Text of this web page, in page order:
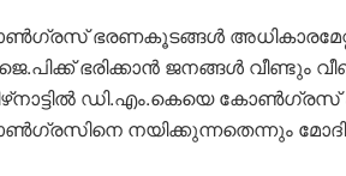
ഭരണകൂടങ്ങൾ അധികാരമേറ്റ്
ഭരിക്കാൻ ജനങ്ങൾ
ഡി.എം.കെയെ
നയിക്കുന്നതെന്നും മോദി